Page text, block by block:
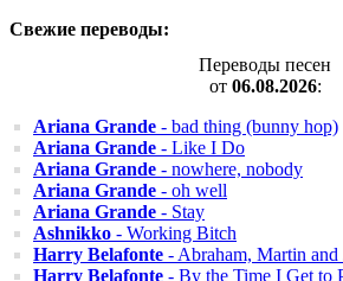
Свежие переводы:
Переводы песен
от 06.08.2026:
Ariana Grande - bad thing (bunny hop)
Ariana Grande - Like I Do
Ariana Grande - nowhere, nobody
Ariana Grande - oh well
Ariana Grande - Stay
Ashnikko - Working Bitch
Harry Belafonte - Abraham, Martin and
Harry Belafonte - By the Time I Get to